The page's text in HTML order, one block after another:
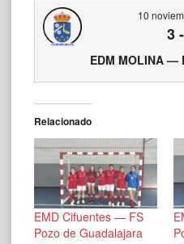
10
3-
EDM MOLINA —
Relacionado
EMD Cifuentes — FS
Pozo de Guadalajara